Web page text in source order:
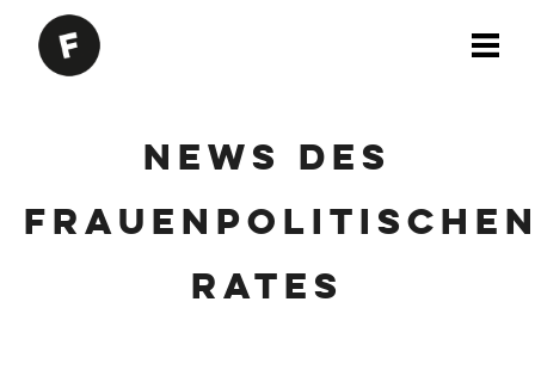
News des
Rates